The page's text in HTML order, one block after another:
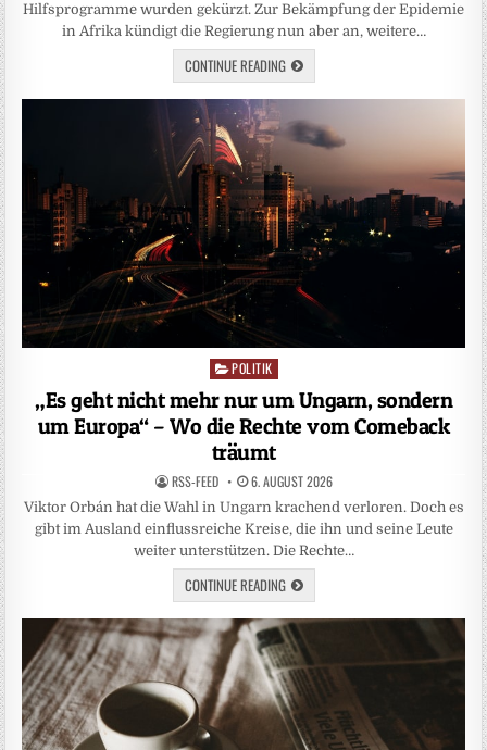
Hilfsprogramme wurden gekürzt. Zur Bekämpfung der Epidemie
in Afrika kündigt die Regierung nun aber an, weitere…
CONTINUE READING
Posted
POLITIK
„Es geht nicht mehr nur um Ungarn, sondern
um Europa“ – Wo die Rechte vom Comeback
träumt
RSS-FEED 6. AUGUST 2026
Viktor Orbán hat die Wahl in Ungarn krachend verloren. Doch es
gibt im Ausland einflussreiche Kreise, die ihn und seine Leute
weiter unterstützen. Die Rechte…
CONTINUE READING